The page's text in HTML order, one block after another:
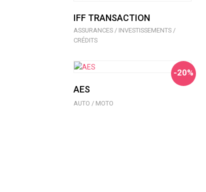
IFF TRANSACTION
ASSURANCES / INVESTISSEMENTS /
CRÉDITS
-20%
AES
AUTO / MOTO